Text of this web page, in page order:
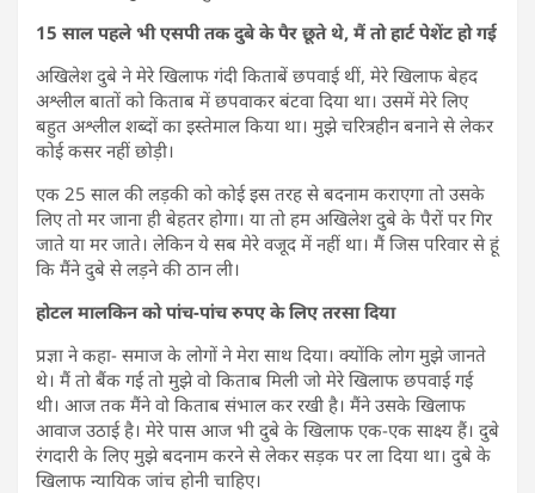
15 साल पहले भी एसपी तक दुबे के पैर छूते थे, मैं तो हार्ट पेशेंट हो गई
अखिलेश दुबे ने मेरे खिलाफ गंदी किताबें छपवाई थीं, मेरे खिलाफ बेहद
अश्लील बातों को किताब में छपवाकर बंटवा दिया था। उसमें मेरे लिए
बहुत अश्लील शब्दों का इस्तेमाल किया था। मुझे चरित्रहीन बनाने से लेकर
कोई कसर नहीं छोड़ी।
एक 25 साल की लड़की को कोई इस तरह से बदनाम कराएगा तो उसके
लिए तो मर जाना ही बेहतर होगा। या तो हम अखिलेश दुबे के पैरों पर गिर
जाते या मर जाते। लेकिन ये सब मेरे वजूद में नहीं था। मैं जिस परिवार से हूं
कि मैंने दुबे से लड़ने की ठान ली।
होटल मालकिन को पांच-पांच रुपए के लिए तरसा दिया
प्रज्ञा ने कहा- समाज के लोगों ने मेरा साथ दिया। क्योंकि लोग मुझे जानते
थे। मैं तो बैंक गई तो मुझे वो किताब मिली जो मेरे खिलाफ छपवाई गई
थी। आज तक मैंने वो किताब संभाल कर रखी है। मैंने उसके खिलाफ
आवाज उठाई है। मेरे पास आज भी दुबे के खिलाफ एक-एक साक्ष्य हैं। दुबे
रंगदारी के लिए मुझे बदनाम करने से लेकर सड़क पर ला दिया था। दुबे के
खिलाफ न्यायिक जांच होनी चाहिए।